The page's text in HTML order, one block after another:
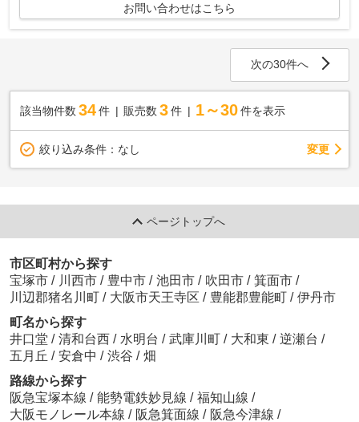
お問い合わせはこちら
次の30件へ
該当物件数 34件 販売数 3 件 1～30 件を表示
絞り込み条件： なし 変更
ページトップへ
市区町村から探す
宝塚市 / 川西市 / 豊中市 / 池田市 / 吹田市 / 箕面市 /
川辺郡猪名川町 / 大阪市天王寺区 / 豊能郡豊能町 / 伊丹市
町名から探す
井口堂 / 清和台西 / 水明台 / 武庫川町 / 大和東 / 逆瀬台 /
五月丘 / 安倉中 / 渋谷 / 畑
路線から探す
阪急宝塚本線 / 能勢電鉄妙見線 / 福知山線 /
大阪モノレール本線 / 阪急箕面線 / 阪急今津線 /